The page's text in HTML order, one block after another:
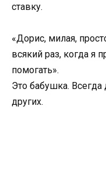
ставку.
«Дорис, милая,
всякий раз, когда я
помогать».
Это бабушка.
других.